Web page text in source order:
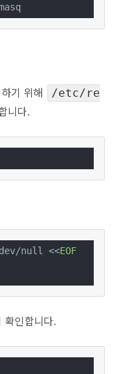
기 위해
/etc/re
니다.
null <<EOF
확인합니다.